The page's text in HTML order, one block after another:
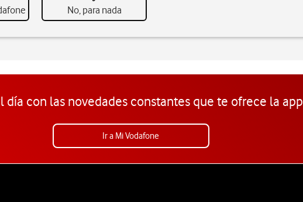
No, para nada
día con las novedades constantes que te ofrece la app
Ir a Mi Vodafone